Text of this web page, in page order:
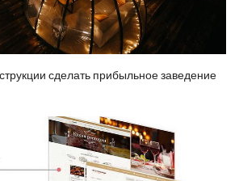
сделать прибыльное заведение